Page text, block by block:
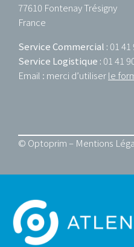
77610 Fontenay Trésigny
France
Service Commercial : 01 41
Service Logistique : 01 41
Email : merci d’utiliserle
© Optoprim – Mentions